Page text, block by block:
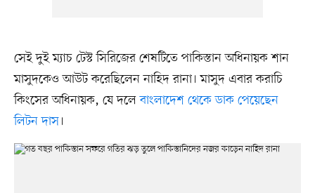
সেই দুই ম্যাচ টেস্ট সিরিজের শেষটিতে পাকিস্তান অধিনায়ক শান
মাসুদকেও আউট করেছিলেন নাহিদ রানা। মাসুদ এবার করাচি
কিংসের অধিনায়ক, যে দলেবাংলাদেশ থেকে ডাক পেয়েছেন
লিটন দাস।